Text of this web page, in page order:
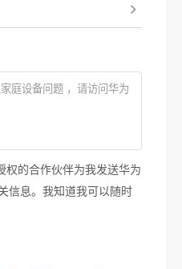
权的合作伙伴为我发送华为
信息。我知道我可以随时